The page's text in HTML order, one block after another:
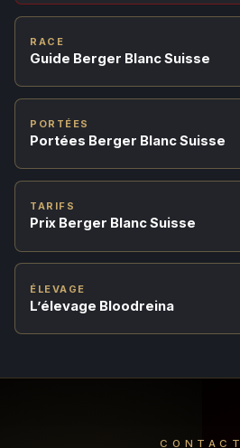
RACE
Guide Berger Blanc Suisse
PORTÉES
Portées Berger Blanc Suisse
TARIFS
Prix Berger Blanc Suisse
ÉLEVAGE
L’élevage Bloodreina
CONTACT